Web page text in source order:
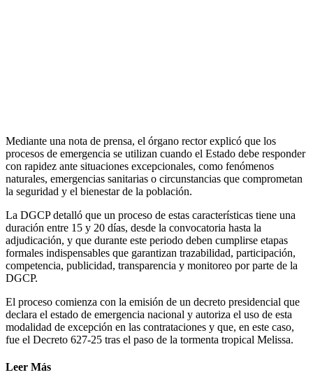
Mediante una nota de prensa, el órgano rector explicó que los
procesos de emergencia se utilizan cuando el Estado debe responder
con rapidez ante situaciones excepcionales, como fenómenos
naturales, emergencias sanitarias o circunstancias que comprometan
la seguridad y el bienestar de la población.
La DGCP detalló que un proceso de estas características tiene una
duración entre 15 y 20 días, desde la convocatoria hasta la
adjudicación, y que durante este periodo deben cumplirse etapas
formales indispensables que garantizan trazabilidad, participación,
competencia, publicidad, transparencia y monitoreo por parte de la
DGCP.
El proceso comienza con la emisión de un decreto presidencial que
declara el estado de emergencia nacional y autoriza el uso de esta
modalidad de excepción en las contrataciones y que, en este caso,
fue el Decreto 627-25 tras el paso de la tormenta tropical Melissa.
Leer Más